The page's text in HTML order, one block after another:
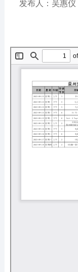
发布人：吴惠仪